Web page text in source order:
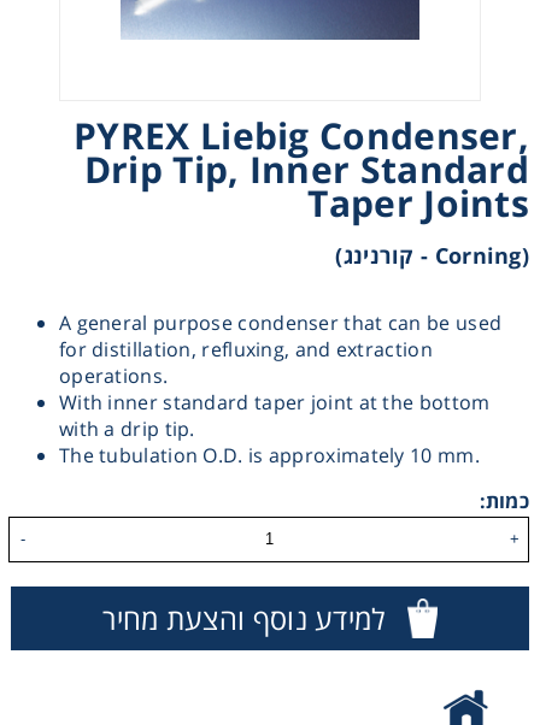
PYREX Liebig Condenser,
Drip Tip, Inner Standard
Taper Joints
(Corning - קורנינג)
A general purpose condenser that can be used
for distillation, refluxing, and extraction
operations.
With inner standard taper joint at the bottom
with a drip tip.
The tubulation O.D. is approximately 10 mm.
כמות:
+
-
למידע נוסף והצעת מחיר
Microscopy
Sample Preparation
Washing
Chromatography
Filtration
Glassware